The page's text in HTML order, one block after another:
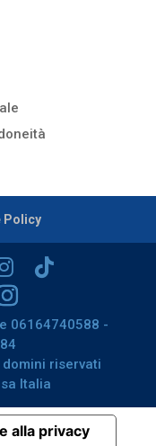
Policy
06164740588 -
riservati
Italia
alla privacy